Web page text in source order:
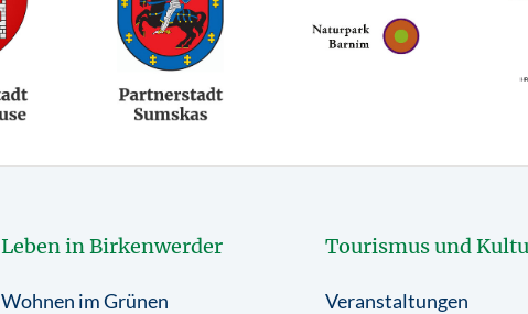
Leben in Birkenwerder
Wohnen im Grünen
Tourismus und
Veranstaltungen